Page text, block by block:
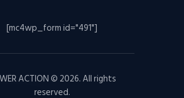
[mc4wp_form id="491"]
ACTION © 2026. All rights
reserved.